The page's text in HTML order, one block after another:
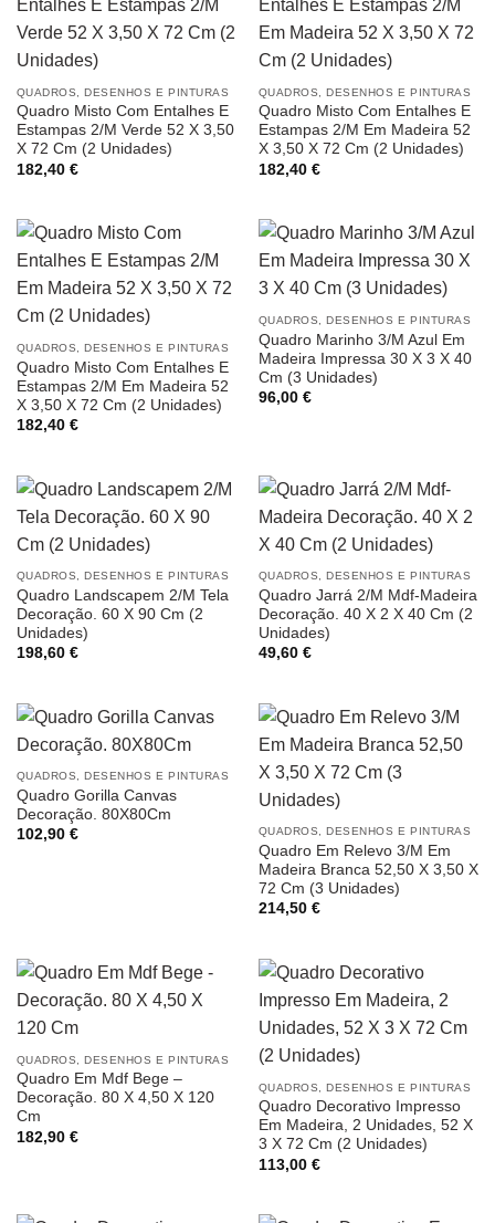
QUADROS, DESENHOS E PINTURAS
Quadro Misto Com Entalhes E
Estampas 2/M Verde 52 X 3,50
X 72 Cm (2 Unidades)
182,40 €
QUADROS, DESENHOS E PINTURAS
Quadro Misto Com Entalhes E
Estampas 2/M Em Madeira 52
X 3,50 X 72 Cm (2 Unidades)
182,40 €
QUADROS, DESENHOS E PINTURAS
Quadro Misto Com Entalhes E
Estampas 2/M Em Madeira 52
X 3,50 X 72 Cm (2 Unidades)
182,40 €
QUADROS, DESENHOS E PINTURAS
Quadro Marinho 3/M Azul Em
Madeira Impressa 30 X 3 X 40
Cm (3 Unidades)
96,00 €
QUADROS, DESENHOS E PINTURAS
Quadro Landscapem 2/M Tela
Decoração. 60 X 90 Cm (2
Unidades)
198,60 €
QUADROS, DESENHOS E PINTURAS
Quadro Jarrá 2/M Mdf-Madeira
Decoração. 40 X 2 X 40 Cm (2
Unidades)
49,60 €
QUADROS, DESENHOS E PINTURAS
Quadro Gorilla Canvas
Decoração. 80X80Cm
102,90 € QUADROS, DESENHOS E PINTURAS
Quadro Em Relevo 3/M Em
Madeira Branca 52,50 X 3,50 X
72 Cm (3 Unidades)
214,50 €
QUADROS, DESENHOS E PINTURAS
Quadro Em Mdf Bege –
Decoração. 80 X 4,50 X 120
Cm
182,90 €
QUADROS, DESENHOS E PINTURAS
Quadro Decorativo Impresso
Em Madeira, 2 Unidades, 52 X
3 X 72 Cm (2 Unidades)
113,00 €